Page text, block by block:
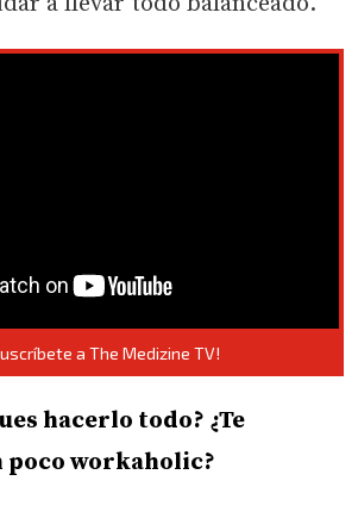
a The Medizine TV!
hacerlo todo? ¿Te
poco workaholic?